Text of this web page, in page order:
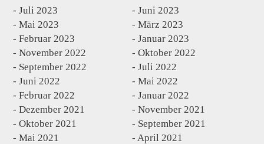
Juli 2023
Juni 2023
Mai 2023
März 2023
Februar 2023
Januar 2023
November 2022
Oktober 2022
September 2022
Juli 2022
Juni 2022
Mai 2022
Februar 2022
Januar 2022
Dezember 2021
November 2021
Oktober 2021
September 2021
Mai 2021
April 2021